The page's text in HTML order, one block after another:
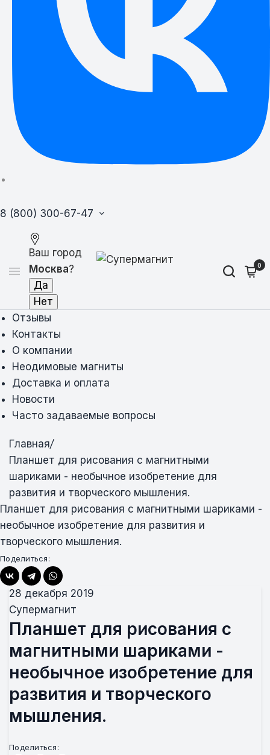
8 (800) 300-67-47
Ваш город
Москва? 0
Отзывы
Контакты
О компании
Неодимовые магниты
Доставка и оплата
Новости
Часто задаваемые вопросы
Главная/
Планшет для рисования с магнитными
шариками - необычное изобретение для
развития и творческого мышления.
Планшет для рисования с магнитными шариками -
необычное изобретение для развития и
творческого мышления.
Поделиться:
28 декабря 2019
Супермагнит
Планшет для рисования с
магнитными шариками -
необычное изобретение для
развития и творческого
мышления.
Поделиться: